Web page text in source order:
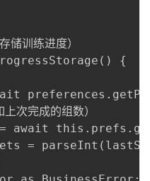
储训练进度）
{
次完成的组数）
await
=